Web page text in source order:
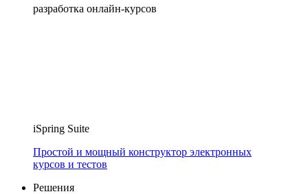
разработка онлайн-курсов
iSpring Suite
Простой и мощный конструктор электронных
курсов и тестов
Решения